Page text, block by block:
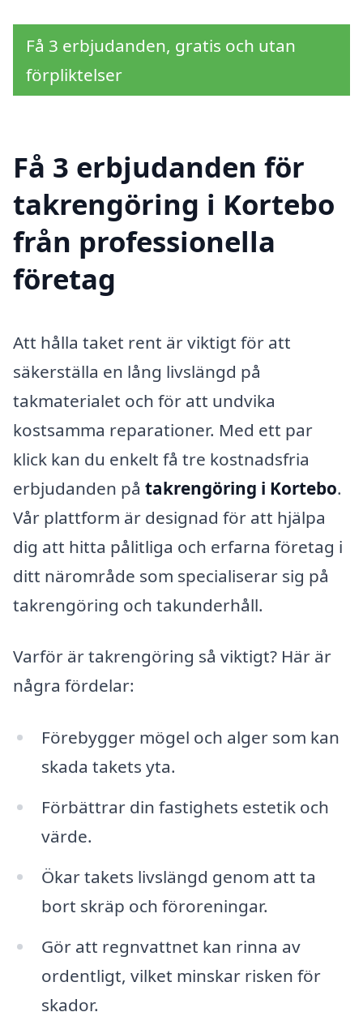
Få 3 erbjudanden, gratis och utan
förpliktelser
Få 3 erbjudanden för
takrengöring i Kortebo
från professionella
företag
Att hålla taket rent är viktigt för att
säkerställa en lång livslängd på
takmaterialet och för att undvika
kostsamma reparationer. Med ett par
klick kan du enkelt få tre kostnadsfria
erbjudanden på takrengöring i Kortebo.
Vår plattform är designad för att hjälpa
dig att hitta pålitliga och erfarna företag i
ditt närområde som specialiserar sig på
takrengöring och takunderhåll.
Varför är takrengöring så viktigt? Här är
några fördelar:
Förebygger mögel och alger som kan
skada takets yta.
Förbättrar din fastighets estetik och
värde.
Ökar takets livslängd genom att ta
bort skräp och föroreningar.
Gör att regnvattnet kan rinna av
ordentligt, vilket minskar risken för
skador.